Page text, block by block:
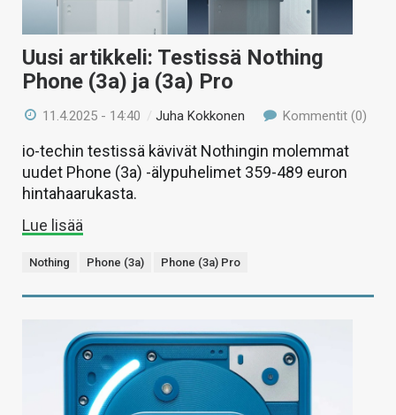
Uusi artikkeli: Testissä Nothing
Phone (3a) ja (3a) Pro
11.4.2025 - 14:40 /Juha Kokkonen Kommentit (0)
io-techin testissä kävivät Nothingin molemmat
uudet Phone (3a) -älypuhelimet 359-489 euron
hintahaarukasta.
Lue lisää
Nothing Phone (3a) Phone (3a) Pro